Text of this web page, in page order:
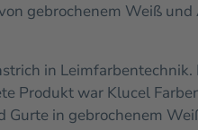
gebrochenem Weiß und
in Leimfarbentechnik.
Produkt war Klucel
in gebrochenem